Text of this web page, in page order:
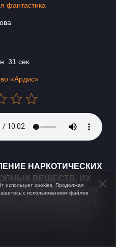
фантастика
31 сек.
«Ардис»
НАРКОТИЧЕСКИХ
ВЕЩЕСТВ, ИХ
ВРЕД ЗДОРОВЬЮ, ИХ
ЗАПРЕЩЁН И ВЛЕЧЕТ
использует cookies. Продолжая
с использованием файлов